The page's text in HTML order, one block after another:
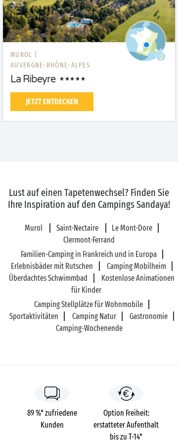
MUROL |
AUVERGNE-RHÔNE-ALPES
La Ribeyre
JETZT ENTDECKEN
Lust auf einen Tapetenwechsel? Finden Sie
Ihre Inspiration auf den Campings Sandaya!
Murol Saint-Nectaire
Le Mont-Dore
Clermont-Ferrand
Familien-Camping in Frankreich und in Europa
Erlebnisbäder mit Rutschen
Camping Mobilheim
Überdachtes Schwimmbad
Kostenlose Animationen
für Kinder
Camping Stellplätze für Wohnmobile
Sportaktivitäten
Camping Natur
Gastronomie
Camping-Wochenende
89 %* zufriedene
Kunden
Option Freiheit:
erstatteter Aufenthalt
bis zu T-14*